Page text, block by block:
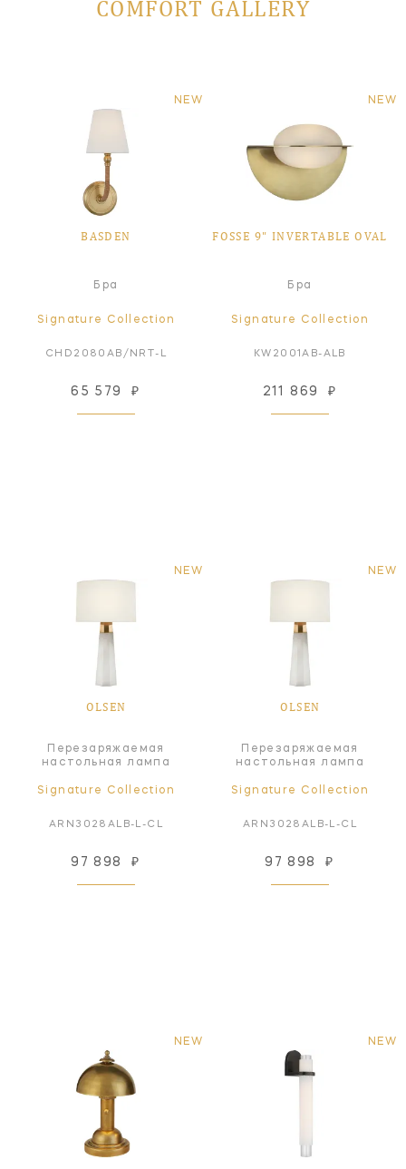
COMFORT GALLERY
NEW
BASDEN
Бра
Signature Collection
CHD2080AB/NRT-L
65 579 ₽
NEW
FOSSE 9" INVERTABLE OVAL
Бра
Signature Collection
KW2001AB-ALB
211 869 ₽
NEW
OLSEN
Перезаряжаемая
настольная лампа
Signature Collection
ARN3028ALB-L-CL
97 898 ₽
NEW
OLSEN
Перезаряжаемая
настольная лампа
Signature Collection
ARN3028ALB-L-CL
97 898 ₽
NEW NEW